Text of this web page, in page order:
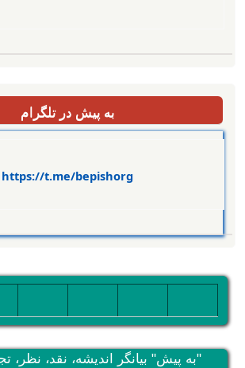
به پیش در تلگرام
https://t.me/bepishorg
"به پیش" بیانگر اندیشه، نقد، نظر،